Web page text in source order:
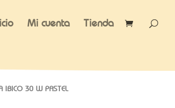
Mi cuenta Tienda
IBICO 30 W PASTEL